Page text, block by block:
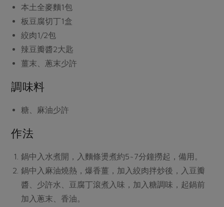
保健食品
居家好物
日用品
防災用品
最新產品
優惠專區
素食專區
涼拌沙拉
飲品
主題食譜
異國料理
年菜食譜
節慶大餐
高麗菜海鮮煎餅
議題活動
主婦聯盟X樂齡網特約優惠案
30%rPET紅烏龍茶
2024農業發展計畫年度報告
把最好的台灣味帶回家！
減添加物
公益金
更多議題
社員權益
合作社法規
社務專區
最新消息
媒體報導
地區活動
社務會議
本土全麥麵1包
板豆腐切丁1盒
絞肉1/2包
辣豆瓣醬2大匙
薑末、蔥末少許
調味料
糖、麻油少許
作法
鍋中入水煮開，入麵條燙煮約5~7分鐘撈起，備用。
鍋中入麻油燒熱，爆香薑，加入絞肉拌炒後，入豆瓣
醬、少許水、豆腐丁滾煮入味，加入糖調味，起鍋前
加入蔥末、香油。